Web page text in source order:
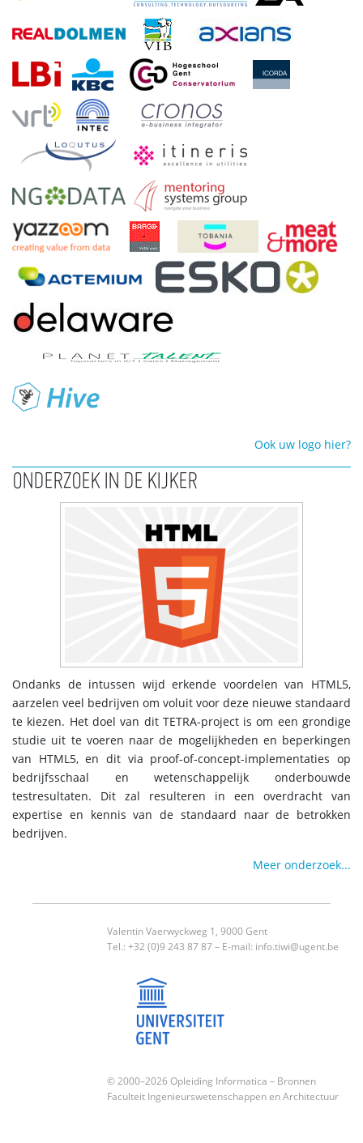
Ook uw logo hier?
ONDERZOEK IN DE KIJKER
Ondanks de intussen wijd erkende voordelen van HTML5,
aarzelen veel bedrijven om voluit voor deze nieuwe standaard
te kiezen. Het doel van dit TETRA-project is om een grondige
studie uit te voeren naar de mogelijkheden en beperkingen
van HTML5, en dit via proof-of-concept-implementaties op
bedrijfsschaal en wetenschappelijk onderbouwde
testresultaten. Dit zal resulteren in een overdracht van
expertise en kennis van de standaard naar de betrokken
bedrijven.
Meer onderzoek...
Valentin Vaerwyckweg 1, 9000 Gent
Tel.: +32 (0)9 243 87 87 – E-mail: info.tiwi@ugent.be
© 2000–2026 Opleiding Informatica – Bronnen
Faculteit Ingenieurswetenschappen en Architectuur